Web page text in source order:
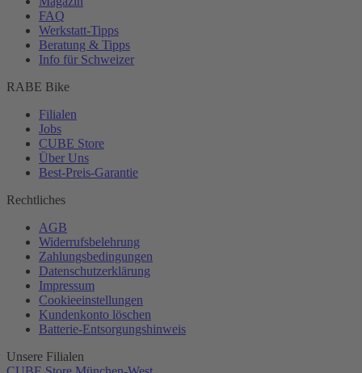
FAQ
Werkstatt-Tipps
Beratung & Tipps
Info für Schweizer
RABE Bike
Filialen
Jobs
CUBE Store
Über Uns
Best-Preis-Garantie
Rechtliches
AGB
Widerrufsbelehrung
Zahlungsbedingungen
Datenschutzerklärung
Impressum
Cookieeinstellungen
Kundenkonto löschen
Batterie-Entsorgungshinweis
Unsere Filialen